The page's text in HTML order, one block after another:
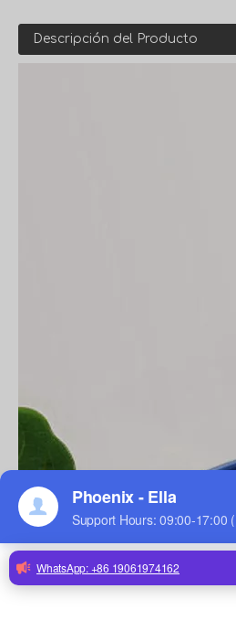
Descripción del Producto